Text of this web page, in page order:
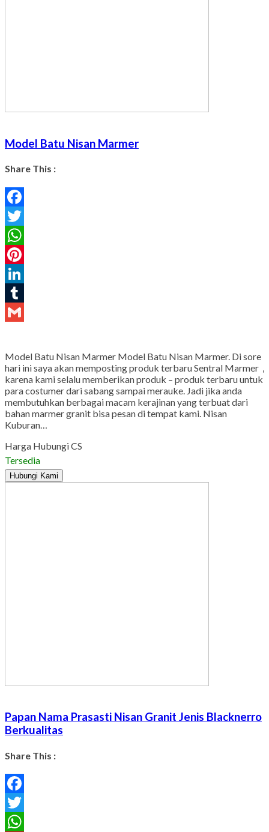
Model Batu Nisan Marmer
Share This :
Facebook
Twitter
WhatsApp
Pinterest
LinkedIn
Tumblr
Model Batu Nisan Marmer Model Batu Nisan Marmer. Di sore
hari ini saya akan memposting produk terbaru Sentral Marmer ,
karena kami selalu memberikan produk – produk terbaru untuk
para costumer dari sabang sampai merauke. Jadi jika anda
membutuhkan berbagai macam kerajinan yang terbuat dari
bahan marmer granit bisa pesan di tempat kami. Nisan
Kuburan…
Harga Hubungi CS
Tersedia
Hubungi Kami
Papan Nama Prasasti Nisan Granit Jenis Blacknerro
Berkualitas
Share This :
Facebook
Twitter